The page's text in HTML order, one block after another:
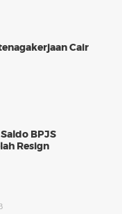
Cair
BPJS
Resign